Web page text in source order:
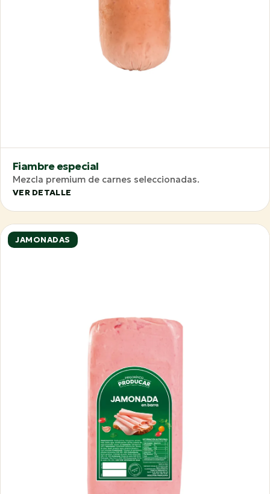
Fiambre especial
Mezcla premium de carnes seleccionadas.
VER DETALLE
JAMONADAS